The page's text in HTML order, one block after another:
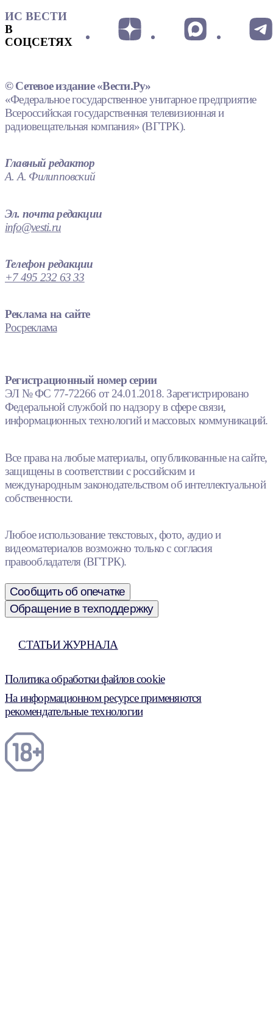
ИС ВЕСТИ
В
СОЦСЕТЯХ
© Сетевое издание «Вести.Ру»
«Федеральное государственное унитарное предприятие
Всероссийская государственная телевизионная и
радиовещательная компания» (ВГТРК).
Главный редактор
А. А. Филипповский
Эл. почта редакции
info@vesti.ru
Телефон редакции
+7 495 232 63 33
Реклама на сайте
Росреклама
Регистрационный номер серии
ЭЛ № ФС 77-72266 от 24.01.2018. Зарегистрировано
Федеральной службой по надзору в сфере связи,
информационных технологий и массовых коммуникаций.
Все права на любые материалы, опубликованные на сайте,
защищены в соответствии с российским и
международным законодательством об интеллектуальной
собственности.
Любое использование текстовых, фото, аудио и
видеоматериалов возможно только с согласия
правообладателя (ВГТРК).
Сообщить об опечатке
Обращение в техподдержку
СТАТЬИ ЖУРНАЛА
Политика обработки файлов cookie
На информационном ресурсе применяются
рекомендательные технологии